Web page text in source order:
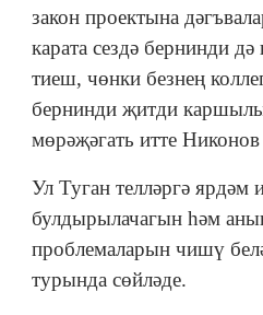
закон проектына
карата сездә бернинди
тиеш, чөнки безнең
бернинди җитди
мөрәҗәгать итте Никонов
Ул Туган телләргә ярдәм
булдырылачагын һәм
проблемаларын чишү
турында сөйләде.